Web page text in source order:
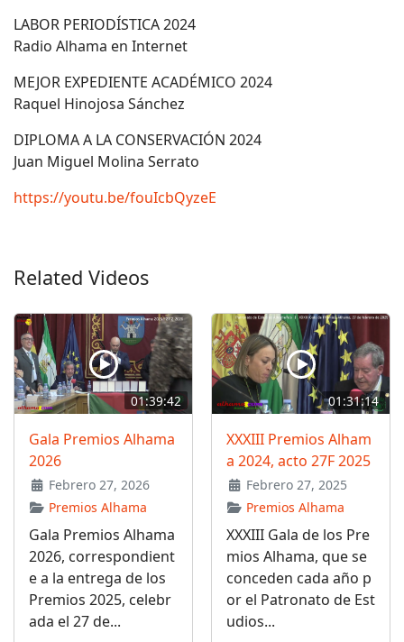
LABOR PERIODÍSTICA 2024
Radio Alhama en Internet
MEJOR EXPEDIENTE ACADÉMICO 2024
Raquel Hinojosa Sánchez
DIPLOMA A LA CONSERVACIÓN 2024
Juan Miguel Molina Serrato
https://youtu.be/fouIcbQyzeE
Related Videos
01:39:42
Gala Premios Alhama
2026
Febrero 27, 2026
Premios Alhama
Gala Premios Alhama
2026, correspondient
e a la entrega de los
Premios 2025, celebr
ada el 27 de...
01:31:14
XXXIII Premios Alham
a 2024, acto 27F 2025
Febrero 27, 2025
Premios Alhama
XXXIII Gala de los Pre
mios Alhama, que se
conceden cada año p
or el Patronato de Est
udios...